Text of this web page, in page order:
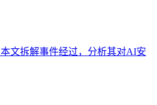
文拆解事件经过，分析其对AI安